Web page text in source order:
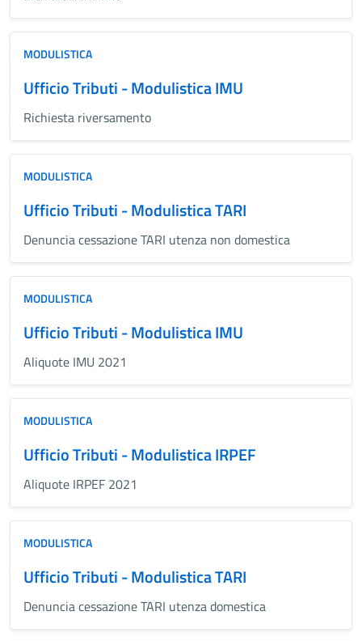
MODULISTICA
Ufficio Tributi - Modulistica IMU
Richiesta riversamento
MODULISTICA
Ufficio Tributi - Modulistica TARI
Denuncia cessazione TARI utenza non domestica
MODULISTICA
Ufficio Tributi - Modulistica IMU
Aliquote IMU 2021
MODULISTICA
Ufficio Tributi - Modulistica IRPEF
Aliquote IRPEF 2021
MODULISTICA
Ufficio Tributi - Modulistica TARI
Denuncia cessazione TARI utenza domestica